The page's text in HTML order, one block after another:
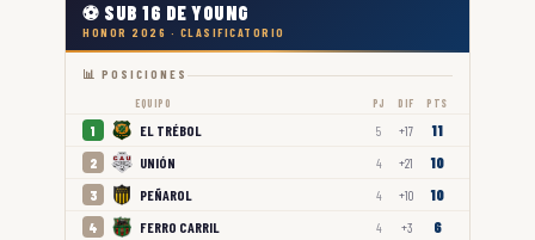
⚽ SUB 16 DE YOUNG
HONOR 2026 · CLASIFICATORIO
📊 POSICIONES
EQUIPO PJ DIF PTS
1 EL TRÉBOL 5 +17 11
2 UNIÓN 4 +21 10
3 PEÑAROL 4 +10 10
4 FERRO CARRIL 4 +3 6